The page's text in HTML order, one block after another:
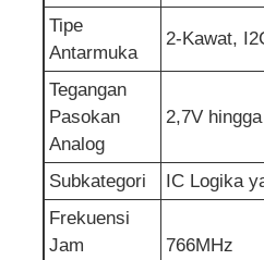
ADC DAC
Sirkuit terpadu RF
Komponen elektronik
Pemrograman PLC
Tipe
Antarmuka
2-Kawat,
Tegangan
Pasokan
Analog
2,7V
Subkategori
IC Logika
Frekuensi
Jam
766MHz